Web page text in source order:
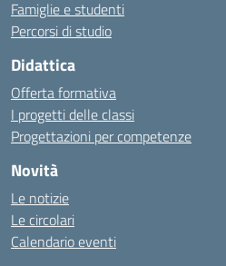
Famiglie e studenti
Percorsi di studio
Didattica
Offerta formativa
I progetti delle classi
Progettazioni per competenze
Novità
Le notizie
Le circolari
Calendario eventi